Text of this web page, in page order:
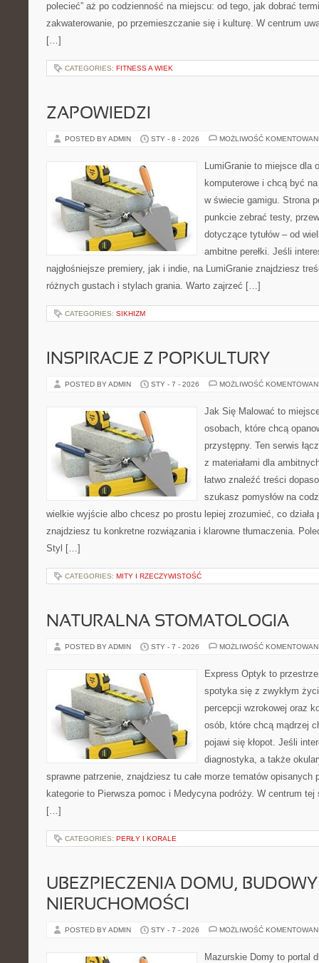
polecieć” aż po codzienność na miejscu: od tego, jak dobrać
zakwaterowanie, po przemieszczanie się i kulturę. W centrum
[…]
CATEGORIES: FITNESS A WIEK
ZAPOWIEDZI
POSTED BY ADMIN STY - 8 - 2026 MOŻLIWOŚĆ
LumiGranie to miejsce dla
komputerowe i chcą być
w świecie gamigu. Strona
punkcie zebrać testy,
dotyczące tytułów – od
ambitne perełki. Jeśli
najgłośniejsze premiery, jak i indie, na LumiGranie znajdziesz
różnych gustach i stylach grania. Warto zajrzeć […]
CATEGORIES: SIKHIZM
INSPIRACJE Z POPKULTURY
POSTED BY ADMIN STY - 7 - 2026 MOŻLIWOŚĆ
Jak Się Malować to
osobach, które chcą
przystępny. Ten serwis
z materiałami dla
łatwo znaleźć treści
szukasz pomysłów na
wielkie wyjście albo chcesz po prostu lepiej zrozumieć, co działa
znajdziesz tu konkretne rozwiązania i klarowne tłumaczenia.
Styl […]
CATEGORIES: MITY I RZECZYWISTOŚĆ
NATURALNA STOMATOLOGIA
POSTED BY ADMIN STY - 7 - 2026 MOŻLIWOŚĆ
Express Optyk to
spotyka się z zwykłym
percepcji wzrokowej oraz
osób, które chcą mądrzej
pojawi się kłopot. Jeśli
diagnostyka, a także
sprawne patrzenie, znajdziesz tu całe morze tematów opisanych
kategorie to Pierwsza pomoc i Medycyna podróży. W centrum tej
[…]
CATEGORIES: PERŁY I KORALE
UBEZPIECZENIA DOMU,
NIERUCHOMOŚCI
POSTED BY ADMIN STY - 7 - 2026 MOŻLIWOŚĆ
Mazurskie Domy to portal